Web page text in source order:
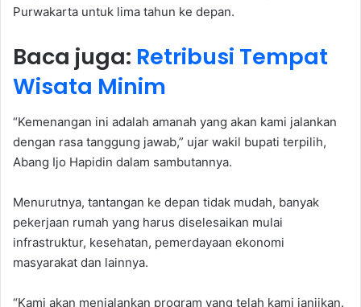
Purwakarta untuk lima tahun ke depan.
Baca juga: Retribusi Tempat
Wisata Minim
“Kemenangan ini adalah amanah yang akan kami jalankan
dengan rasa tanggung jawab,” ujar wakil bupati terpilih,
Abang Ijo Hapidin dalam sambutannya.
Menurutnya, tantangan ke depan tidak mudah, banyak
pekerjaan rumah yang harus diselesaikan mulai
infrastruktur, kesehatan, pemerdayaan ekonomi
masyarakat dan lainnya.
“Kami akan menjalankan program yang telah kami janjikan.